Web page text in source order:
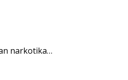
narkotika…